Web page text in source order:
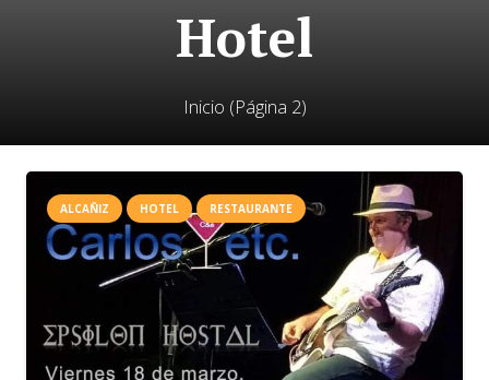
Hotel
Inicio (Página 2)
ALCAÑIZ HOTEL RESTAURANTE